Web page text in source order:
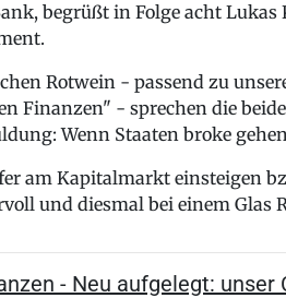
begrüßt in Folge acht Lukas
Rotwein - passend zu
Finanzen" - sprechen die
Wenn Staaten broke
am Kapitalmarkt einsteigen
und diesmal bei einem Glas
- Neu aufgelegt: unser